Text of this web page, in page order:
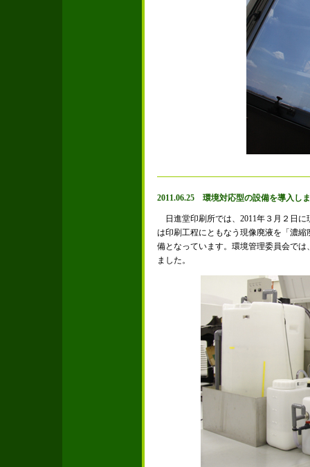
2011.06.25 環境対応型の設備を導入し
日進堂印刷所では、2011年３月２日に
は印刷工程にともなう現像廃液を「濃
備となっています。環境管理委員会で
ました。